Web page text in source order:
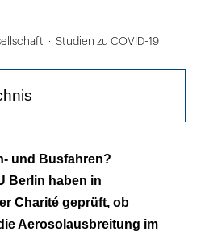
Studien zu COVID-19
Aerosole dank offener
mit einem
und Busfahren?
Berlin haben in
Charité geprüft, ob
Aerosolausbreitung im